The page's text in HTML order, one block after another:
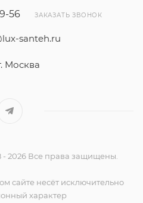
56 ЗАКАЗАТЬ ЗВОНОК
santeh.ru
Москва
2026 Все права защищены.
сайте несёт исключительно
характер